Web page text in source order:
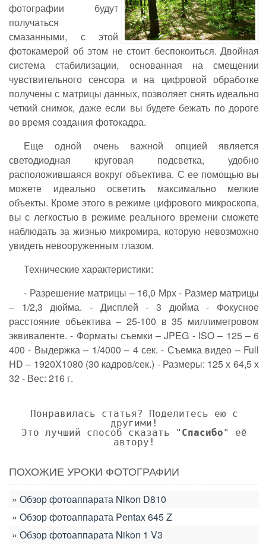
фотографии будут
получаться
смазанными, с этой
фотокамерой об этом не стоит беспокоиться. Двойная
система стабилизации, основанная на смещении
чувствительного сенсора и на цифровой обработке
получены с матрицы данных, позволяет снять идеально
четкий снимок, даже если вы будете бежать по дороге
во время создания фотокадра.
Еще одной очень важной опцией является
светодиодная круговая подсветка, удобно
расположившаяся вокруг объектива. С ее помощью вы
можете идеально осветить максимально мелкие
объекты. Кроме этого в режиме цифрового микроскопа,
вы с легкостью в режиме реального времени сможете
наблюдать за жизнью микромира, которую невозможно
увидеть невооруженным глазом.
Технические характеристики:
- Разрешение матрицы – 16,0 Мрх - Размер матрицы
– 1/2,3 дюйма. - Дисплей - 3 дюйма - Фокусное
расстояние объектива – 25-100 в 35 миллиметровом
эквиваленте. - Форматы съемки – JPEG - ISO – 125 – 6
400 - Выдержка – 1/4000 – 4 сек. - Съемка видео – Full
HD – 1920X1080 (30 кадров/сек.) - Размеры: 125 х 64,5 х
32 - Вес: 216 г.
Понравилась статья? Поделитесь ею с
другими!
Это лучший способ сказать " Спасибо" её
автору!
ПОХОЖИЕ УРОКИ ФОТОГРАФИИ
Обзор фотоаппарата Nikon D810
Обзор фотоаппарата Pentax 645 Z
Обзор фотоаппарата Nikon 1 V3